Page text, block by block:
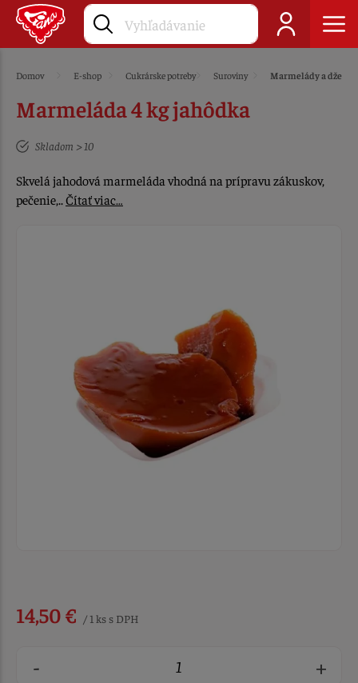
Domov E-shop Cukrárske potreby Suroviny Marmelády a džemy
Marmeláda 4 kg jahôdka
Skladom > 10
Skvelá jahodová marmeláda vhodná na prípravu zákuskov,
pečenie,..Čítať viac…
14,50 € / 1 ks s DPH
- +